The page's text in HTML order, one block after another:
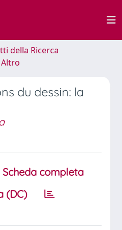
della Ricerca
du dessin: la
Scheda completa
(DC)